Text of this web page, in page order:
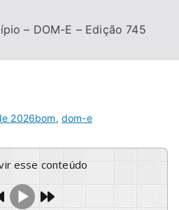
– DOM-E – Edição 745
2026bom, dom-e
esse conteúdo